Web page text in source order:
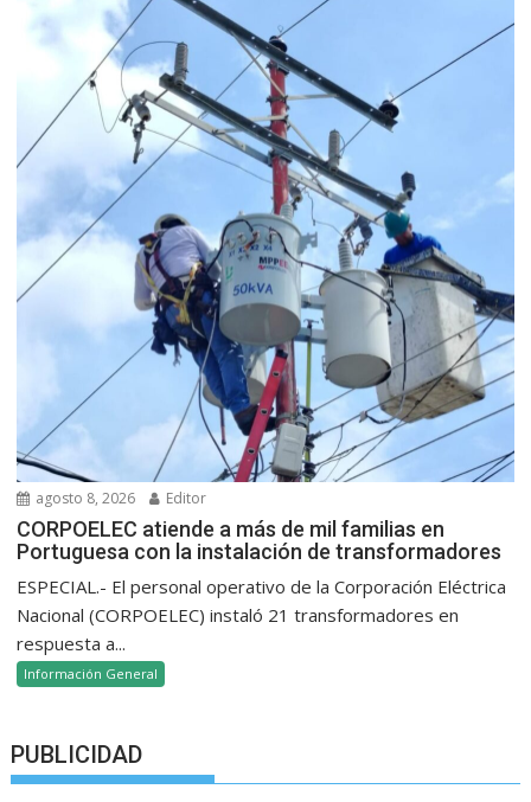
agosto 8, 2026 Editor
CORPOELEC atiende a más de mil familias en
Portuguesa con la instalación de transformadores
ESPECIAL.- El personal operativo de la Corporación Eléctrica
Nacional (CORPOELEC) instaló 21 transformadores en
respuesta a...
Información General
PUBLICIDAD